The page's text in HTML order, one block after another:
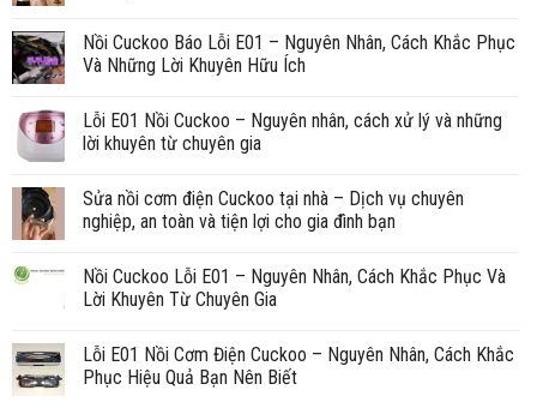
Nồi Cuckoo Báo Lỗi E01 – Nguyên Nhân, Cách Khắc Phục
Và Những Lời Khuyên Hữu Ích
Lỗi E01 Nồi Cuckoo – Nguyên nhân, cách xử lý và những
lời khuyên từ chuyên gia
Sửa nồi cơm điện Cuckoo tại nhà – Dịch vụ chuyên
nghiệp, an toàn và tiện lợi cho gia đình bạn
Nồi Cuckoo Lỗi E01 – Nguyên Nhân, Cách Khắc Phục Và
Lời Khuyên Từ Chuyên Gia
Lỗi E01 Nồi Cơm Điện Cuckoo – Nguyên Nhân, Cách Khắc
Phục Hiệu Quả Bạn Nên Biết